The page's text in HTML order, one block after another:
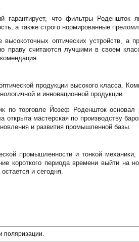
гарантирует, что фильтры Роденшток
а также строго нормированные
оптических устройств, а
праву считаются лучшими в своем
продукции высокого класса.
и инновационной продукции.
по торговле Йозеф Роденшток основал
мастерская по производству
и развития промышленной базы.
промышленности и тонкой механики,
короткого периода времени выйти на
и сегодня.
поляризации.